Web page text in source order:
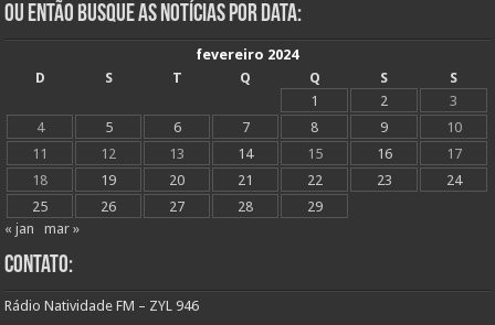
Ou Então Busque as Notícias Por Data:
fevereiro 2024
D
S T Q Q S
S
1
2
3
4
5 6 7 8 9
10
11
12 13 14 15 16
17
18
19 20 21 22 23
24
25
26 27 28
29
« jan
mar »
Contato:
Rádio Natividade FM – ZYL 946